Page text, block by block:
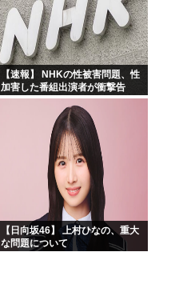
【速報】 NHKの性被害問題、性
加害した番組出演者が衝撃告
白！
【日向坂46】 上村ひなの、重大
な問題について